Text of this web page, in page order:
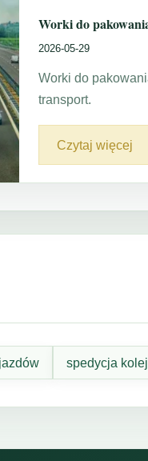
Worki do
2026-05-29
Worki do
transport.
Czytaj więcej
spedycja